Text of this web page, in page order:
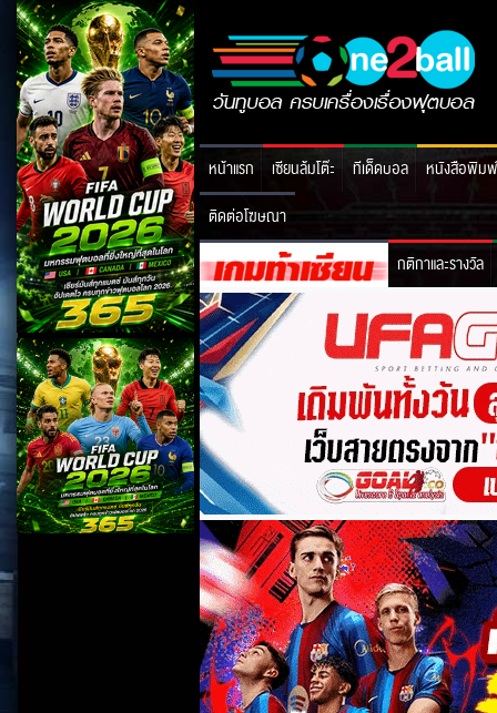
หน้าแรก เซียนล้มโต๊ะ ทีเด็ดบอล
หนังสือพิมพ์
ติดต่อโฆษณา
กติกาและรางวัล